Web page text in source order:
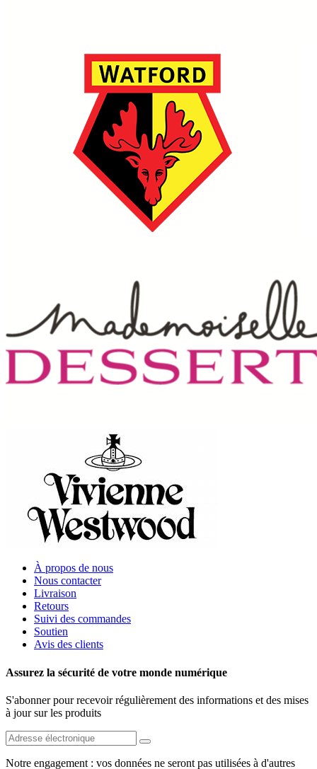
À propos de nous
Nous contacter
Livraison
Retours
Suivi des commandes
Soutien
Avis des clients
Assurez la sécurité de votre monde numérique
S'abonner pour recevoir régulièrement des informations et des mises
à jour sur les produits
Notre engagement : vos données ne seront pas utilisées à d'autres